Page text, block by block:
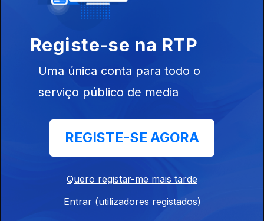
Quinto episódio de "Calar, Nunca", série de
Testemunho de Isabel Soares.
23 dez. 2016
programa com testemunhos de vítimas de
violência doméstica.
Terceiro programa da série "Calar, Nunca!". A
Registe-se na RTP
Uma única conta para todo o
serviço público de media
REGISTE-SE AGORA
Quero registar-me mais tarde
Entrar (utilizadores registados)